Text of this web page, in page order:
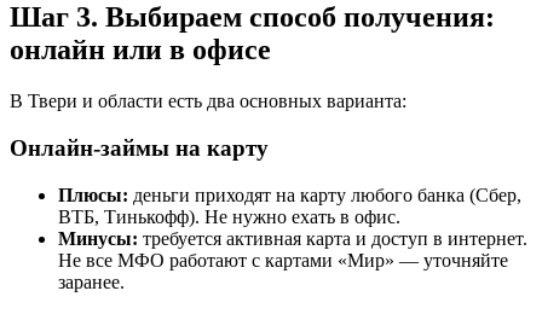
Шаг 3. Выбираем способ получения:
онлайн или в офисе
В Твери и области есть два основных варианта:
Онлайн-займы на карту
Плюсы: деньги приходят на карту любого банка (Сбер,
ВТБ, Тинькофф). Не нужно ехать в офис.
Минусы: требуется активная карта и доступ в интернет.
Не все МФО работают с картами «Мир» — уточняйте
заранее.